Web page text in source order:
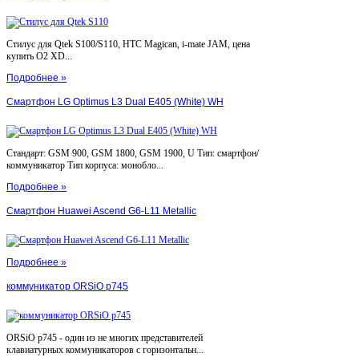
Стилус для Qtek S100/S110, HTC Magican, i-mate JAM, цена
купить O2 XD...
Подробнее »
Смартфон LG Optimus L3 Dual E405 (White) WH
Стандарт: GSM 900, GSM 1800, GSM 1900, U Тип: смартфон/
коммуникатор Тип корпуса: монобло...
Подробнее »
Смартфон Huawei Ascend G6-L11 Metallic
Подробнее »
коммуникатор ORSiO p745
ORSiO p745 - один из не многих представителей
клавиатурных коммуникаторов с горизонтальн...